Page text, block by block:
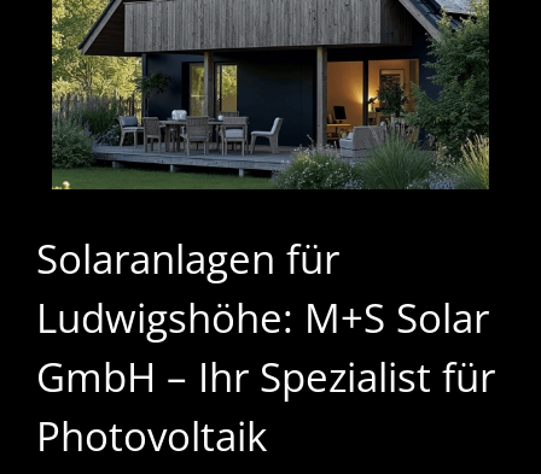
Solaranlagen für
Ludwigshöhe: M+S Solar
GmbH – Ihr Spezialist für
Photovoltaik